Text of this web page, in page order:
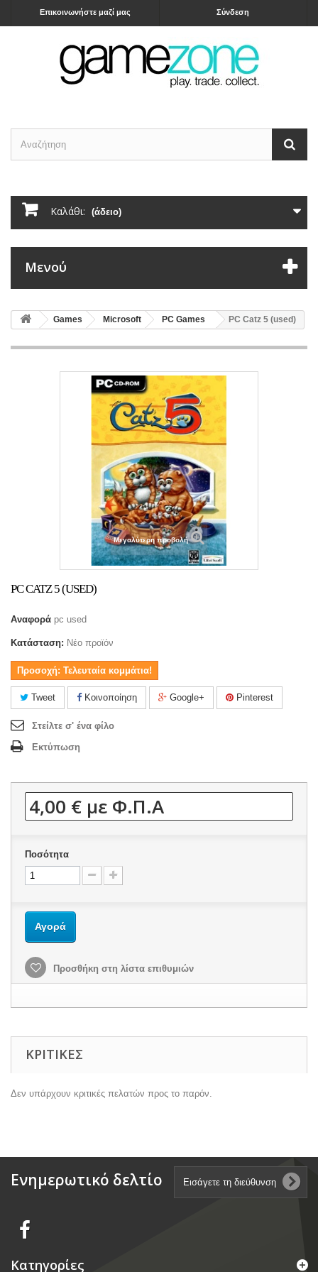
Σύνδεση
Επικοινωνήστε μαζί μας
Καλάθι: (άδειο)
Μενού
Games Microsoft PC Games PC Catz 5 (used)
Μεγαλύτερη προβολή
PC CATZ 5 (USED)
Αναφορά pc used
Κατάσταση: Νέο προϊόν
Προσοχή: Τελευταία κομμάτια!
Tweet Κοινοποίηση Google+ Pinterest
Στείλτε σ' ένα φίλο
Εκτύπωση
4,00 € με Φ.Π.Α
Ποσότητα
Αγορά
Προσθήκη στη λίστα επιθυμιών
ΚΡΙΤΙΚΈΣ
Δεν υπάρχουν κριτικές πελατών προς το παρόν.
Ενημερωτικό δελτίο
Κατηγορίες